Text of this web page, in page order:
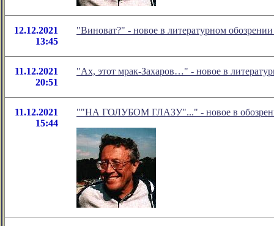
12.12.2021
13:45
"Виноват?" - новое в литературном
11.12.2021
20:51
"Ах, этот мрак-Захаров…" - новое в
11.12.2021
15:44
""НА ГОЛУБОМ ГЛАЗУ"..." - новое в